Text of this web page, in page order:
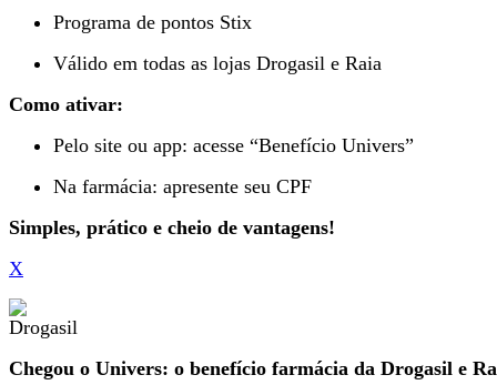
Programa de pontos Stix
Válido em todas as lojas Drogasil e Raia
Como ativar:
Pelo site ou app: acesse “Benefício Univers”
Na farmácia: apresente seu CPF
Simples, prático e cheio de vantagens!
X
Chegou o Univers: o benefício farmácia da Drogasil e